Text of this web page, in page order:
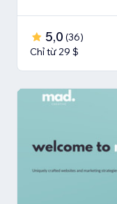
5,0 (36)
Chỉ từ 29 $